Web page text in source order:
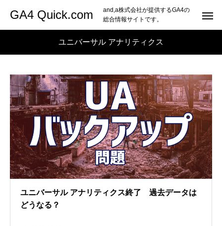
GA4 Quick.com
and,a株式会社が提供するGA4の
総合情報サイトです。
ユニバーサル アナリティクス
ユニバーサル アナリティクス終了 過去データは
どうなる？